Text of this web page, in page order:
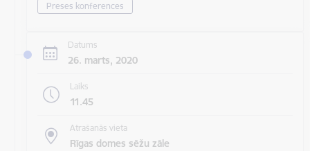
Preses konferences
Datums
26. marts, 2020
Laiks
11.45
Atrašanās vieta
Rīgas domes sēžu zāle